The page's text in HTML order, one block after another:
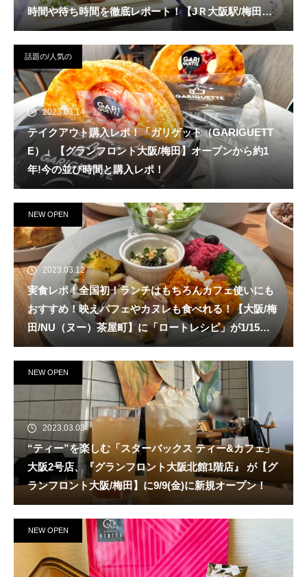
時間や待ち時間を徹底レポート！【JＲ大阪駅/梅田
駅】
話題の/人気の
2023.03.14
テイクアウト購入レポ！「ガリゲット（GARIGUETT
E）」【グランフロント大阪/梅田】オープンから約1
年!今の並び時間と購入レポ！
NEW OPEN
2023.03.12
実食レポ！全国初！ランチはもちろんカフェ使いにも
おすすめ！映えパフェやカヌレも食べれる！【大阪/梅
田/NU（ヌー）茶屋町】に「ロートレシピ」が1/15
（日）新規オープン！
NEW OPEN
2023.03.03
“ティー”を楽しむ「スターバックス ティー&カフェ」
大阪2号店、『グランフロント大阪北館1階店』 が【グ
ランフロント大阪/梅田】に9/9(金)に新規オープン！
NEW OPEN